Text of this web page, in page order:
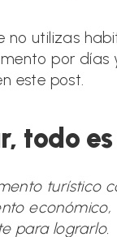
no utilizas
por días
este post.
todo
turístico
para lograrlo.